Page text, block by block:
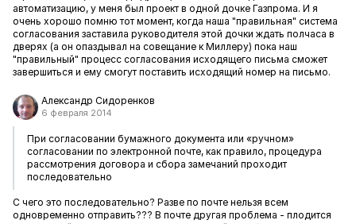
автоматизацию, у меня был проект в одной дочке Газпрома. И я
очень хорошо помню тот момент, когда наша "правильная" система
согласования заставила руководителя этой дочки ждать полчаса в
дверях (а он опаздывал на совещание к Миллеру) пока наш
"правильный" процесс согласования исходящего письма сможет
завершиться и ему смогут поставить исходящий номер на письмо.
Александр Сидоренков
6 февраля 2014
При согласовании бумажного документа или «ручном»
согласовании по электронной почте, как правило, процедура
рассмотрения договора и сбора замечаний проходит
последовательно
С чего это последовательно? Разве по почте нельзя всем
одновременно отправить??? В почте другая проблема - плодится